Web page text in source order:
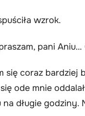
wzrok.
pani
się coraz bardziej
ode mnie
na długie godziny.